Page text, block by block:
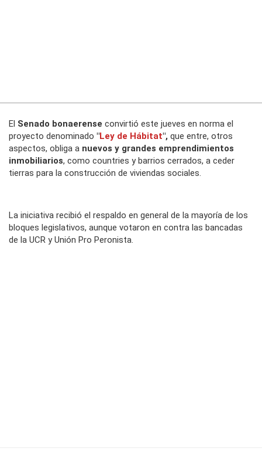
El Senado bonaerense convirtió este jueves en norma el
proyecto denominado "Ley de Hábitat", que entre, otros
aspectos, obliga a nuevos y grandes emprendimientos
inmobiliarios, como countries y barrios cerrados, a ceder
tierras para la construcción de viviendas sociales.
La iniciativa recibió el respaldo en general de la mayoría de los
bloques legislativos, aunque votaron en contra las bancadas
de la UCR y Unión Pro Peronista.